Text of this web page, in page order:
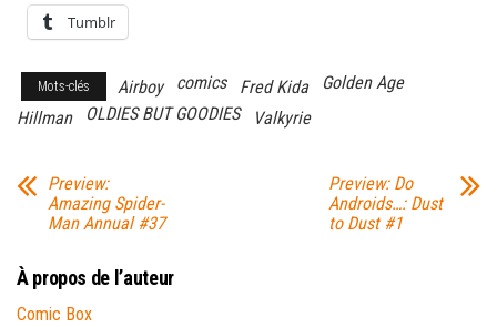
Tumblr
Mots-clés Airboy comics Fred Kida
Golden Age
Hillman
OLDIES BUT GOODIES Valkyrie
Preview:
Amazing Spider-
Man Annual #37
Preview: Do
Androids…: Dust
to Dust #1
À propos de l’auteur
Comic Box